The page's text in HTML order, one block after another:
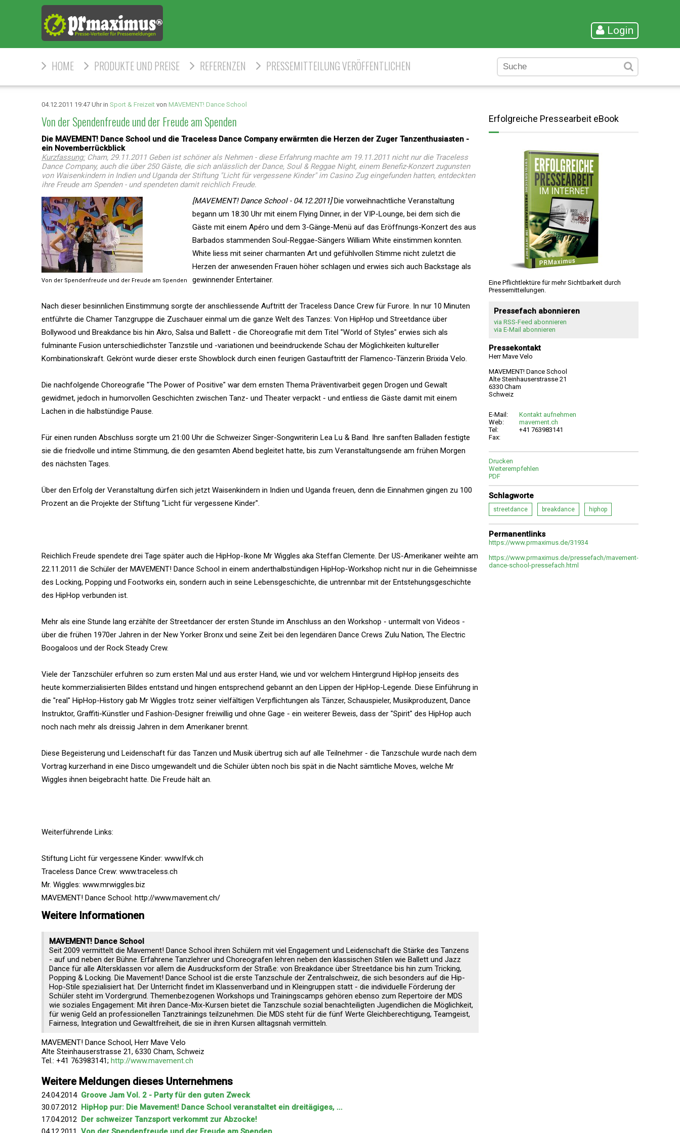
Login
HOME PRODUKTE UND PREISE REFERENZEN PRESSEMITTEILUNG VERÖFFENTLICHEN
04.12.2011 19:47 Uhr in Sport & Freizeit von MAVEMENT! Dance School
Von der Spendenfreude und der Freude am Spenden
Die MAVEMENT! Dance School und die Traceless Dance Company erwärmten die Herzen der Zuger Tanzenthusiasten -
ein Novemberrückblick
Kurzfassung:Cham, 29.11.2011 Geben ist schöner als Nehmen - diese Erfahrung machte am 19.11.2011 nicht nur die Traceless
Dance Company, auch die über 250 Gäste, die sich anlässlich der Dance, Soul & Reggae Night, einem Benefiz-Konzert zugunsten
von Waisenkindern in Indien und Uganda der Stiftung "Licht für vergessene Kinder" im Casino Zug eingefunden hatten, entdeckten
ihre Freude am Spenden - und spendeten damit reichlich Freude.
Von der Spendenfreude und der Freude am Spenden
[MAVEMENT! Dance School - 04.12.2011]Die vorweihnachtliche Veranstaltung
begann um 18:30 Uhr mit einem Flying Dinner, in der VIP-Lounge, bei dem sich die
Gäste mit einem Apéro und dem 3-Gänge-Menü auf das Eröffnungs-Konzert des aus
Barbados stammenden Soul-Reggae-Sängers William White einstimmen konnten.
White liess mit seiner charmanten Art und gefühlvollen Stimme nicht zuletzt die
Herzen der anwesenden Frauen höher schlagen und erwies sich auch Backstage als
gewinnender Entertainer.
Nach dieser besinnlichen Einstimmung sorgte der anschliessende Auftritt der Traceless Dance Crew für Furore. In nur 10 Minuten
entführte die Chamer Tanzgruppe die Zuschauer einmal um die ganze Welt des Tanzes: Von HipHop und Streetdance über
Bollywood und Breakdance bis hin Akro, Salsa und Ballett - die Choreografie mit dem Titel "World of Styles" erwies sich als
fulminante Fusion unterschiedlichster Tanzstile und -variationen und beeindruckende Schau der Möglichkeiten kultureller
Kombinationskraft. Gekrönt wurde dieser erste Showblock durch einen feurigen Gastauftritt der Flamenco-Tänzerin Brixida Velo.
Die nachfolgende Choreografie "The Power of Positive" war dem ernsten Thema Präventivarbeit gegen Drogen und Gewalt
gewidmet, jedoch in humorvollen Geschichten zwischen Tanz- und Theater verpackt - und entliess die Gäste damit mit einem
Lachen in die halbstündige Pause.
Für einen runden Abschluss sorgte um 21:00 Uhr die Schweizer Singer-Songwriterin Lea Lu & Band. Ihre sanften Balladen festigte
sie die friedvolle und intime Stimmung, die den gesamten Abend begleitet hatte, bis zum Veranstaltungsende am frühen Morgen
des nächsten Tages.
Über den Erfolg der Veranstaltung dürfen sich jetzt Waisenkindern in Indien und Uganda freuen, denn die Einnahmen gingen zu 100
Prozent an die Projekte der Stiftung "Licht für vergessene Kinder".
Reichlich Freude spendete drei Tage später auch die HipHop-Ikone Mr Wiggles aka Steffan Clemente. Der US-Amerikaner weihte am
22.11.2011 die Schüler der MAVEMENT! Dance School in einem anderthalbstündigen HipHop-Workshop nicht nur in die Geheimnisse
des Locking, Popping und Footworks ein, sondern auch in seine Lebensgeschichte, die untrennbar mit der Entstehungsgeschichte
des HipHop verbunden ist.
Mehr als eine Stunde lang erzählte der Streetdancer der ersten Stunde im Anschluss an den Workshop - untermalt von Videos -
über die frühen 1970er Jahren in der New Yorker Bronx und seine Zeit bei den legendären Dance Crews Zulu Nation, The Electric
Boogaloos und der Rock Steady Crew.
Viele der Tanzschüler erfuhren so zum ersten Mal und aus erster Hand, wie und vor welchem Hintergrund HipHop jenseits des
heute kommerzialisierten Bildes entstand und hingen entsprechend gebannt an den Lippen der HipHop-Legende. Diese Einführung in
die "real" HipHop-History gab Mr Wiggles trotz seiner vielfältigen Verpflichtungen als Tänzer, Schauspieler, Musikproduzent, Dance
Instruktor, Graffiti-Künstler und Fashion-Designer freiwillig und ohne Gage - ein weiterer Beweis, dass der "Spirit" des HipHop auch
noch nach mehr als dreissig Jahren in dem Amerikaner brennt.
Diese Begeisterung und Leidenschaft für das Tanzen und Musik übertrug sich auf alle Teilnehmer - die Tanzschule wurde nach dem
Vortrag kurzerhand in eine Disco umgewandelt und die Schüler übten noch bis spät in die Nacht sämtliche Moves, welche Mr
Wiggles ihnen beigebracht hatte. Die Freude hält an.
Weiterführende Links:
Stiftung Licht für vergessene Kinder: www.lfvk.ch
Traceless Dance Crew: www.traceless.ch
Mr. Wiggles: www.mrwiggles.biz
MAVEMENT! Dance School: http://www.mavement.ch/
Weitere Informationen
MAVEMENT! Dance School
Seit 2009 vermittelt die Mavement! Dance School ihren Schülern mit viel Engagement und Leidenschaft die Stärke des Tanzens
- auf und neben der Bühne. Erfahrene Tanzlehrer und Choreografen lehren neben den klassischen Stilen wie Ballett und Jazz
Dance für alle Altersklassen vor allem die Ausdrucksform der Straße: von Breakdance über Streetdance bis hin zum Tricking,
Popping & Locking. Die Mavement! Dance School ist die erste Tanzschule der Zentralschweiz, die sich besonders auf die Hip-
Hop-Stile spezialisiert hat. Der Unterricht findet im Klassenverband und in Kleingruppen statt - die individuelle Förderung der
Schüler steht im Vordergrund. Themenbezogenen Workshops und Trainingscamps gehören ebenso zum Repertoire der MDS
wie soziales Engagement: Mit ihren Dance-Mix-Kursen bietet die Tanzschule sozial benachteiligten Jugendlichen die Möglichkeit,
für wenig Geld an professionellen Tanztrainings teilzunehmen. Die MDS steht für die fünf Werte Gleichberechtigung, Teamgeist,
Fairness, Integration und Gewaltfreiheit, die sie in ihren Kursen alltagsnah vermitteln.
MAVEMENT! Dance School, Herr Mave Velo
Alte Steinhauserstrasse 21, 6330 Cham, Schweiz
Tel.: +41 763983141; http://www.mavement.ch
Weitere Meldungen dieses Unternehmens
24.04.2014 Groove Jam Vol. 2 - Party für den guten Zweck
30.07.2012 HipHop pur: Die Mavement! Dance School veranstaltet ein dreitägiges, ...
17.04.2012 Der schweizer Tanzsport verkommt zur Abzocke!
Erfolgreiche Pressearbeit eBook
Eine Pflichtlektüre für mehr Sichtbarkeit durch
Pressemitteilungen.
Pressefach abonnieren
via RSS-Feed abonnieren
via E-Mail abonnieren
Pressekontakt
Herr Mave Velo
MAVEMENT! Dance School
Alte Steinhauserstrasse 21
6330 Cham
Schweiz
E-Mail:
Kontakt aufnehmen
Web:
mavement.ch
Tel:
+41 763983141
Fax:
Drucken
Weiterempfehlen
PDF
Schlagworte
streetdance breakdance hiphop
Permanentlinks
https://www.prmaximus.de/31934
https://www.prmaximus.de/pressefach/mavement-
dance-school-pressefach.html